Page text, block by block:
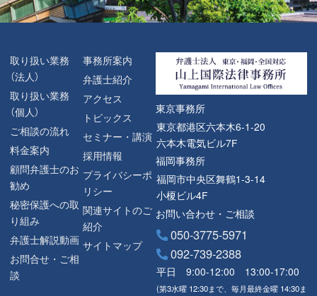
取り扱い業務
（法人）
取り扱い業務
（個人）
ご相談の流れ
料金案内
顧問弁護士のお
勧め
秘密保護への取
り組み
弁護士解説動画
お問合せ・ご相
談
事務所案内
弁護士紹介
アクセス
トピックス
セミナー・講演
採用情報
プライバシーポ
リシー
関連サイトのご
紹介
サイトマップ
東京事務所
東京都港区六本木6-1-20
六本木電気ビル7F
福岡事務所
福岡市中央区舞鶴1-3-14
小榎ビル4F
お問い合わせ・ご相談
050-3775-5971
092-739-2388
平日 9:00-12:00 13:00-17:00
(第3水曜 12:30まで、毎月最終金曜 14:30ま